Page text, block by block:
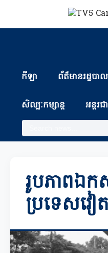
កីឡា ព័ត៏មានរដ្ឋបាល
សិល្បៈកម្សាន្ត អន្តរជ
រូបភាពឯក
ប្រទេសវៀ